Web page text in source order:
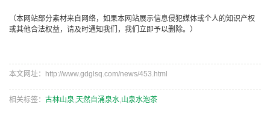
（本网站部分素材来自网络，如果本网站展示信息侵犯媒体或个人的知识产权
或其他合法权益，请及时通知我们，我们立即予以删除。）
本文网址：http://www.gdglsq.com/news/453.html
相关标签： 古林山泉,天然自涌泉水,山泉水泡茶